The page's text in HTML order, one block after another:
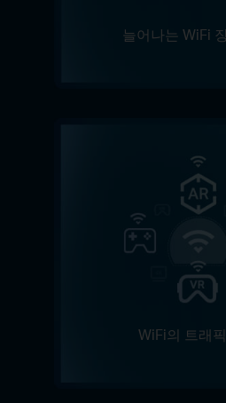
늘어나는 WiFi
WiFi의 트래